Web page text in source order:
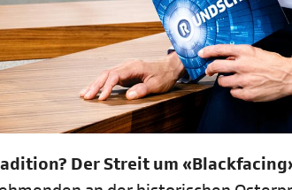
Der Streit um